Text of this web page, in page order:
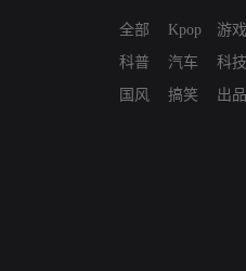
全部
科普
国风
Kpop
汽车
搞笑
游戏
科技
出